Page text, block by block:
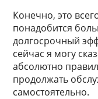
Конечно, это
понадобится
долгосрочный
сейчас я могу
абсолютно
продолжать
самостоятельно.